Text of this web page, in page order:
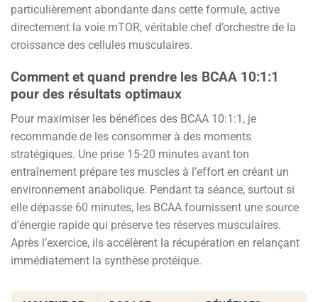
particulièrement abondante dans cette formule, active
directement la voie mTOR, véritable chef d’orchestre de la
croissance des cellules musculaires.
Comment et quand prendre les BCAA 10:1:1
pour des résultats optimaux
Pour maximiser les bénéfices des BCAA 10:1:1, je
recommande de les consommer à des moments
stratégiques. Une prise 15-20 minutes avant ton
entraînement prépare tes muscles à l’effort en créant un
environnement anabolique. Pendant ta séance, surtout si
elle dépasse 60 minutes, les BCAA fournissent une source
d’énergie rapide qui préserve tes réserves musculaires.
Après l’exercice, ils accélèrent la récupération en relançant
immédiatement la synthèse protéique.